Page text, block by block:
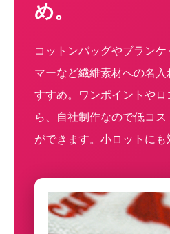
め。
コットンバッグやブラン
マーなど繊維素材への名
すすめ。ワンポイントやロ
ら、自社制作なので低コ
ができます。小ロットにも